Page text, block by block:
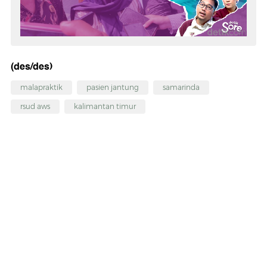
(des/des)
malapraktik pasien jantung samarinda
rsud aws kalimantan timur